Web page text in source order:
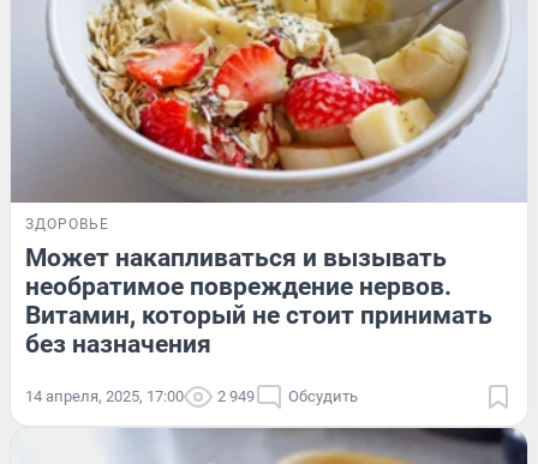
ЗДОРОВЬЕ
Может накапливаться и вызывать
необратимое повреждение нервов.
Витамин, который не стоит принимать
без назначения
14 апреля, 2025, 17:00 2 949 Обсудить